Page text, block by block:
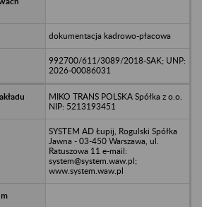
dokumentacja kadrowo-płacowa
992700/611/3089/2018-SAK; UNP:
2026-00086031
MIKO TRANS POLSKA Spółka z o.o.
NIP: 5213193451
SYSTEM AD Łupij, Rogulski Spółka
Jawna - 03-450 Warszawa, ul.
Ratuszowa 11 e-mail:
system@system.waw.pl;
www.system.waw.pl